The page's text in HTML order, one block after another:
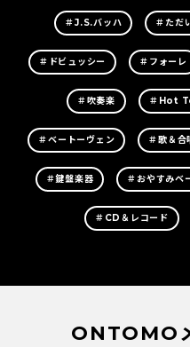
＃J.S.バッハ ＃ただ
＃ドビュッシー ＃フォーレ
＃吹奏楽 ＃Hot
＃ベートーヴェン ＃歌＆合
＃鍵盤楽器 ＃おやすみベ
＃CD＆レコード
ONTOMO